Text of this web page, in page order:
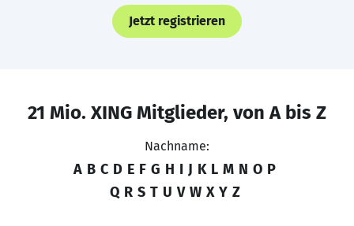
Jetzt registrieren
21 Mio. XING Mitglieder, von A bis Z
Nachname:
A B C D E F G H I J K L M N O P
Q R S T U V W X Y Z